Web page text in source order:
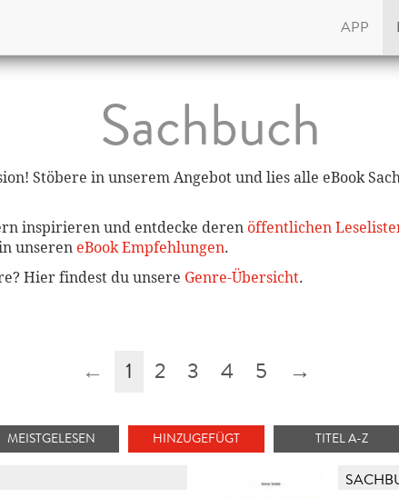
APP
Sachbuch
Stöbere in unserem Angebot und lies alle eBook
inspirieren und entdecke deren öffentlichen
unseren eBook Empfehlungen.
Hier findest du unsere Genre-Übersicht.
← 1 2 3 4 5 →
MEISTGELESEN HINZUGEFÜGT TITEL A-Z